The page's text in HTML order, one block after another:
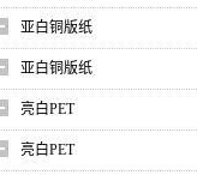
亚白铜版纸
亚白铜版纸
亮白PET
亮白PET